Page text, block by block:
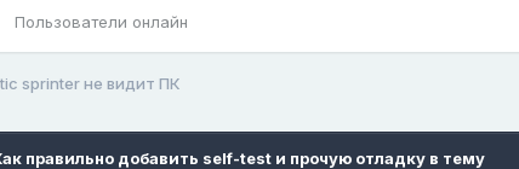
Пользователи онлайн
sprinter не видит ПК
правильно добавить self-test и прочую отладку в тему